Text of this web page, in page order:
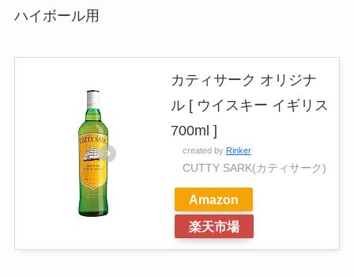
ハイボール用
カティサーク オリジナ
ル [ ウイスキー イギリス
700ml ]
created by Rinker
CUTTY SARK(カティサーク)
Amazon
楽天市場